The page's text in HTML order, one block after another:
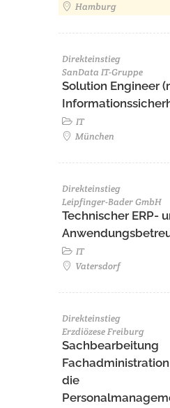
Hamburg
Direkteinstieg
SanData IT-Gruppe
Solution Engineer
IT
München
Direkteinstieg
Leipfinger-Bader GmbH
Technischer ERP-
IT
Vatersdorf
Direkteinstieg
Erzdiözese Freiburg
Sachbearbeitung
die